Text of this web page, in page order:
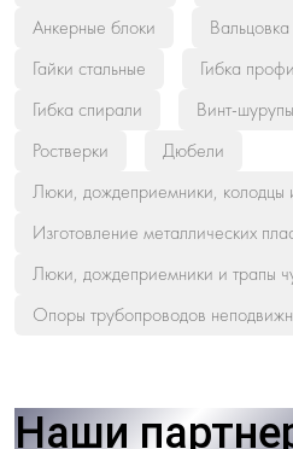
Анкерные блоки
Гайки стальные
Гибка
Гибка спирали
Винт-шурупы
Ростверки
Дюбели
Люки, дождеприемники, колодцы
Изготовление металлических
Люки, дождеприемники и трапы
Опоры трубопроводов
Наши